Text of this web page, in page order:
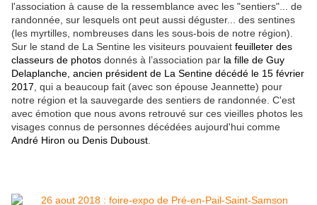
l'association à cause de la ressemblance avec les "sentiers"... de
randonnée, sur lesquels ont peut aussi déguster... des sentines
(les myrtilles, nombreuses dans les sous-bois de notre région).
Sur le stand de La Sentine les visiteurs pouvaient feuilleter des
classeurs de photos donnés à l’association par la fille de Guy
Delaplanche, ancien président de La Sentine décédé le 15 février
2017 , qui a beaucoup fait (avec son épouse Jeannette) pour
notre région et la sauvegarde des sentiers de randonnée. C'est
avec émotion que nous avons retrouvé sur ces vieilles photos les
visages connus de personnes décédées aujourd'hui comme
André Hiron ou Denis Duboust